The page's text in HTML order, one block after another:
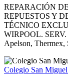
REPARACIÓN
REPUESTOS Y
TÉCNICO
WIRPOOL.
Apelson, Thermex,
Colegio San